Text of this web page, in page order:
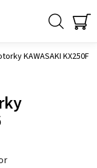
KAWASAKI KX250F